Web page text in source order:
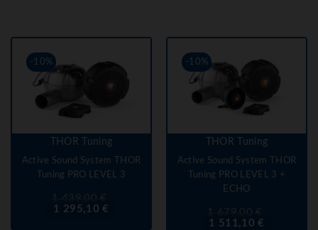
-10%
THOR Tuning
Active Sound System THOR
Tuning PRO LEVEL 3
Prix
de
1 439,00 €
1 295,10 €
-10%
THOR Tuning
Active Sound System THOR
Tuning PRO LEVEL 3 +
ECHO
Prix
de
1 679,00 €
1 511,10 €